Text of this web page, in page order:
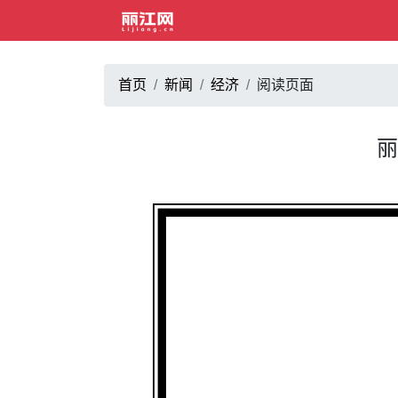
首页 新闻 经济 阅读页面